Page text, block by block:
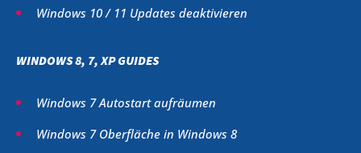
Windows 10 / 11 Updates deaktivieren
WINDOWS 8, 7, XP GUIDES
Windows 7 Autostart aufräumen
Windows 7 Oberfläche in Windows 8